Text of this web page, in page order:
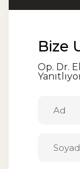
Bize
Op. Dr.